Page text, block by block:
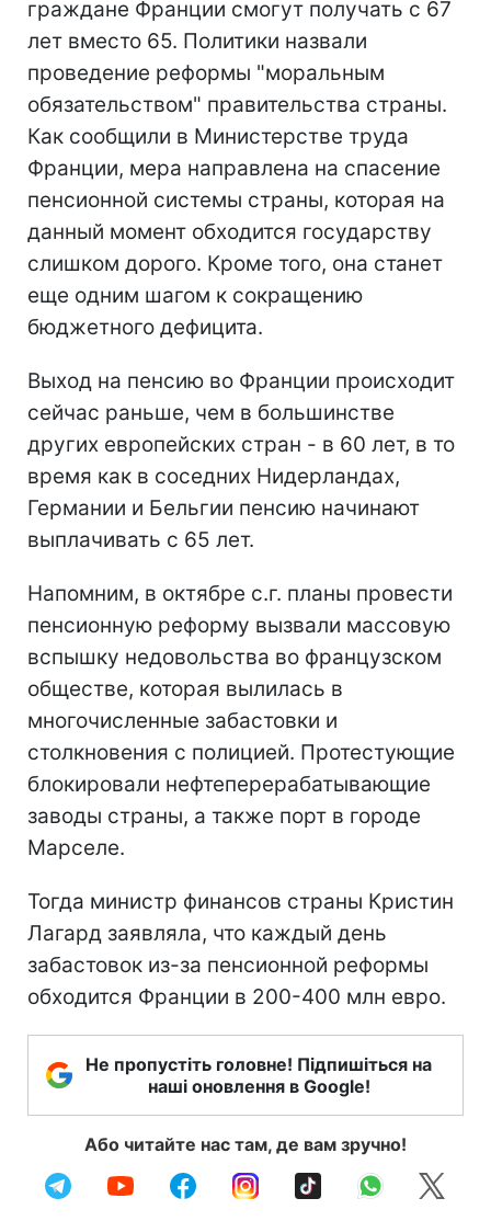
граждане Франции смогут получать с 67
лет вместо 65. Политики назвали
проведение реформы "моральным
обязательством" правительства страны.
Как сообщили в Министерстве труда
Франции, мера направлена на спасение
пенсионной системы страны, которая на
данный момент обходится государству
слишком дорого. Кроме того, она станет
еще одним шагом к сокращению
бюджетного дефицита.
Выход на пенсию во Франции происходит
сейчас раньше, чем в большинстве
других европейских стран - в 60 лет, в то
время как в соседних Нидерландах,
Германии и Бельгии пенсию начинают
выплачивать с 65 лет.
Напомним, в октябре с.г. планы провести
пенсионную реформу вызвали массовую
вспышку недовольства во французском
обществе, которая вылилась в
многочисленные забастовки и
столкновения с полицией. Протестующие
блокировали нефтеперерабатывающие
заводы страны, а также порт в городе
Марселе.
Тогда министр финансов страны Кристин
Лагард заявляла, что каждый день
забастовок из-за пенсионной реформы
обходится Франции в 200-400 млн евро.
Не пропустіть головне! Підпишіться на
наші оновлення в Google!
Або читайте нас там, де вам зручно!